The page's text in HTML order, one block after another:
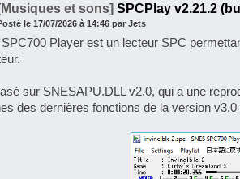
[Musiques et sons] SPCPlay v2.21.2
le 17/07/2026 à 14:46 par Jets
Player est un lecteur SPC
sur SNESAPU.DLL v2.0, qui a une
des dernières fonctions de la version